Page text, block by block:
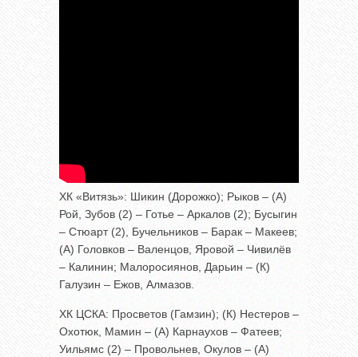
ХК «Витязь»: Шикин (Дорожко); Рыков – (А)
Рой, Зубов (2) – Готье – Аркалов (2); Бусыгин
– Стюарт (2), Бучельников – Барак – Макеев;
(А) Головков – Валенцов, Яровой – Чивилёв
– Калинин; Малоросиянов, Дарьин – (К)
Галузин – Ежов, Алмазов.
ХК ЦСКА: Просветов (Гамзин); (К) Нестеров –
Охотюк, Мамин – (А) Карнаухов – Фатеев;
Уильямс (2) – Провольнев, Окулов – (А)